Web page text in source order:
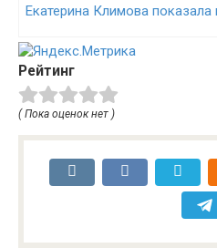
Екатерина Климова
Рейтинг
( Пока оценок нет )